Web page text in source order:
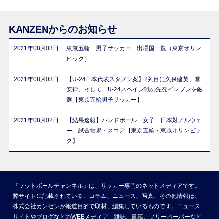
KANZENからのお知らせ
2021年08月03日
東京五輪 男子サッカー 出場国一覧（東京オリン
ピック）
2021年08月03日
【U-24日本代表スタメン案】2列目に久保建英、堂
安律、そして…U-24スペイン戦の先発イレブンを厳
選【東京五輪男子サッカー】
2021年08月02日
【結果速報】ハンドボール 女子 日本対ノルウェ
ー 試合結果・スコア【東京五輪・東京オリンピッ
ク】
『フットボールチャンネル』は、サッカー専門のネットメディアです。
弊サイトに記載されている、コラム、ニュース、写真、その他情報は、
株式会社カンゼンが報道目的で取材、編集しているものです。ニュース
サイトやブログなどのWEBメディア、雑誌、書籍、フリーペーパーなど